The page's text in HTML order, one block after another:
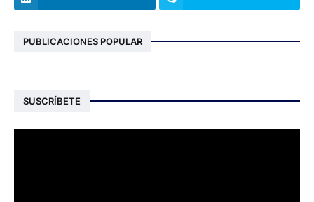
PUBLICACIONES POPULAR
SUSCRÍBETE